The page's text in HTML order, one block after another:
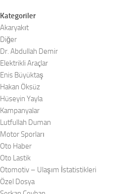
Kategoriler
Akaryakıt
Diğer
Dr. Abdullah Demir
Elektrikli Araçlar
Enis Büyüktaş
Hakan Öksüz
Hüseyin Yayla
Kampanyalar
Lutfullah Duman
Motor Sporları
Oto Haber
Oto Lastik
Otomotiv – Ulaşım İstatistikleri
Özel Dosya